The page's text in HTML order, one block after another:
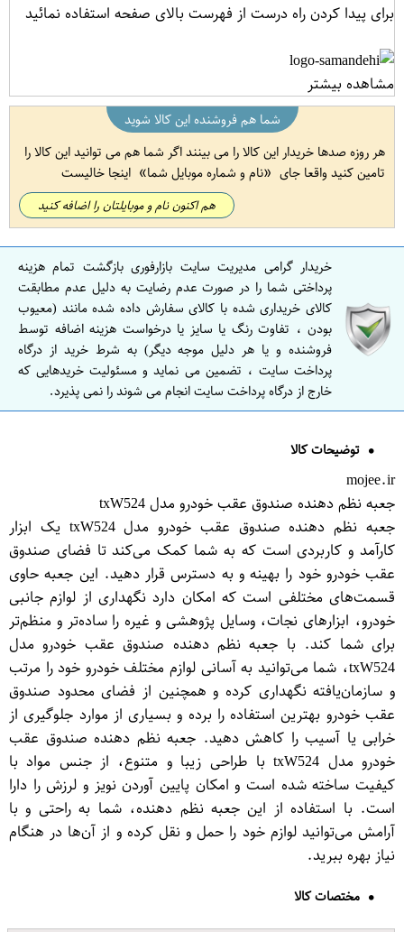
برای پیدا کردن راه درست از فهرست بالای صفحه استفاده نمائید
مشاهده بیشتر
شما هم فروشنده این کالا شوید
هر روزه صدها خریدار این کالا را می بینند اگر شما هم می توانید این کالا را
تامین کنید واقعا جای
نام و شماره موبایل شما اینجا خالیست
هم اکنون نام و موبایلتان را اضافه کنید
خریدار گرامی مدیریت سایت بازارفوری بازگشت تمام هزینه
پرداختی شما را در صورت عدم رضایت به دلیل عدم مطابقت
کالای خریداری شده با کالای سفارش داده شده مانند (معیوب
بودن ، تفاوت رنگ یا سایز یا درخواست هزینه اضافه توسط
فروشنده و یا هر دلیل موجه دیگر) به شرط خرید از درگاه
پرداخت سایت ، تضمین می نماید و مسئولیت خریدهایی که
خارج از درگاه پرداخت سایت انجام می شوند را نمی پذیرد.
توضیحات کالا
mojee.ir
جعبه نظم دهنده صندوق عقب خودرو مدل txW524
جعبه نظم دهنده صندوق عقب خودرو مدل txW524 یک ابزار
کارآمد و کاربردی است که به شما کمک می‌کند تا فضای صندوق
عقب خودرو خود را بهینه و به دسترس قرار دهید. این جعبه حاوی
قسمت‌های مختلفی است که امکان دارد نگهداری از لوازم جانبی
خودرو، ابزارهای نجات، وسایل پژوهشی و غیره را ساده‌تر و منظم‌تر
برای شما کند. با جعبه نظم دهنده صندوق عقب خودرو مدل
txW524، شما می‌توانید به آسانی لوازم مختلف خودرو خود را مرتب
و سازمان‌یافته نگهداری کرده و همچنین از فضای محدود صندوق
عقب خودرو بهترین استفاده را برده و بسیاری از موارد جلوگیری از
خرابی یا آسیب را کاهش دهید. جعبه نظم دهنده صندوق عقب
خودرو مدل txW524 با طراحی زیبا و متنوع، از جنس مواد با
کیفیت ساخته شده است و امکان پایین آوردن نویز و لرزش را دارا
است. با استفاده از این جعبه نظم دهنده، شما به راحتی و با
آرامش می‌توانید لوازم خود را حمل و نقل کرده و از آن‌ها در هنگام
نیاز بهره ببرید.
مختصات کالا